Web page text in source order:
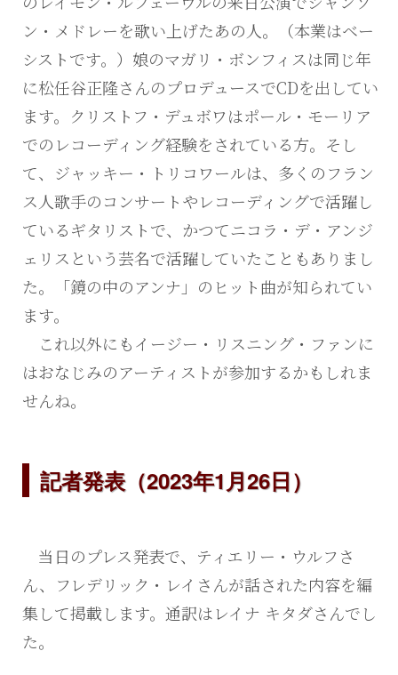
ン・メドレーを歌い上げたあの人。（本業はベー
シストです。）娘のマガリ・ボンフィスは同じ年
に松任谷正隆さんのプロデュースでCDを出してい
ます。クリストフ・デュボワはポール・モーリア
でのレコーディング経験をされている方。そし
て、ジャッキー・トリコワールは、多くのフラン
ス人歌手のコンサートやレコーディングで活躍し
ているギタリストで、かつてニコラ・デ・アンジ
ェリスという芸名で活躍していたこともありまし
た。「鏡の中のアンナ」のヒット曲が知られてい
ます。
これ以外にもイージー・リスニング・ファンに
はおなじみのアーティストが参加するかもしれま
せんね。
記者発表（2023年1月26日）
当日のプレス発表で、ティエリー・ウルフさ
ん、フレデリック・レイさんが話された内容を編
集して掲載します。通訳はレイナ キタダさんでし
た。